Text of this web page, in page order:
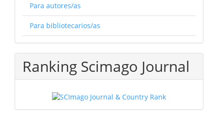
Para autores/as
Para bibliotecarios/as
Ranking Scimago Journal